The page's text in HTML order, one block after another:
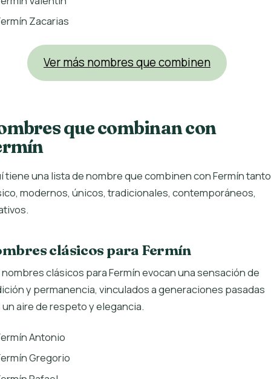
Zacarias
Ver más nombres que combinen
que combinan con
tiene una lista de nombre que combinen con Fermín tanto
modernos, únicos, tradicionales, contemporáneos,
clásicos para Fermín
clásicos para Fermín evocan una sensación de
y permanencia, vinculados a generaciones pasadas
aire de respeto y elegancia.
Antonio
Gregorio